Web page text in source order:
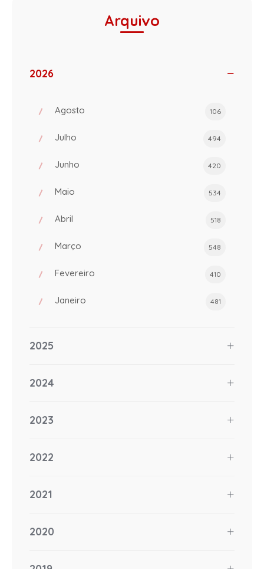
Arquivo
2026
Agosto 106
Julho 494
Junho 420
Maio 534
Abril 518
Março 548
Fevereiro 410
Janeiro 481
2025
2024
2023
2022
2021
2020